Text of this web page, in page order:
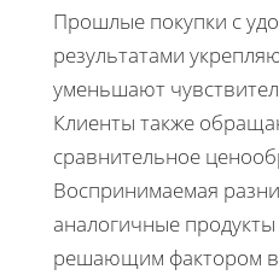
Прошлые покупки с
результатами
уменьшают
Клиенты также
сравнительное
Воспринимаемая
аналогичные
решающим фактором в